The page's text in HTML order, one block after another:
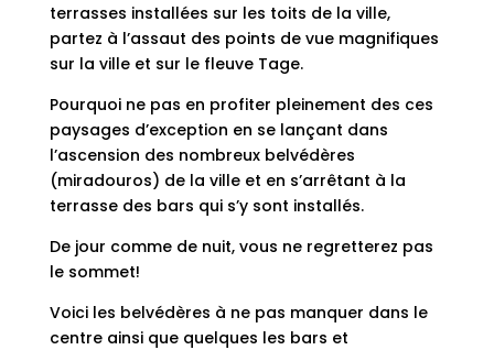
terrasses installées sur les toits de la ville,
partez à l’assaut des points de vue magnifiques
sur la ville et sur le fleuve Tage.
Pourquoi ne pas en profiter pleinement des ces
paysages d’exception en se lançant dans
l’ascension des nombreux belvédères
(miradouros) de la ville et en s’arrêtant à la
terrasse des bars qui s’y sont installés.
De jour comme de nuit, vous ne regretterez pas
le sommet!
Voici les belvédères à ne pas manquer dans le
centre ainsi que quelques les bars et